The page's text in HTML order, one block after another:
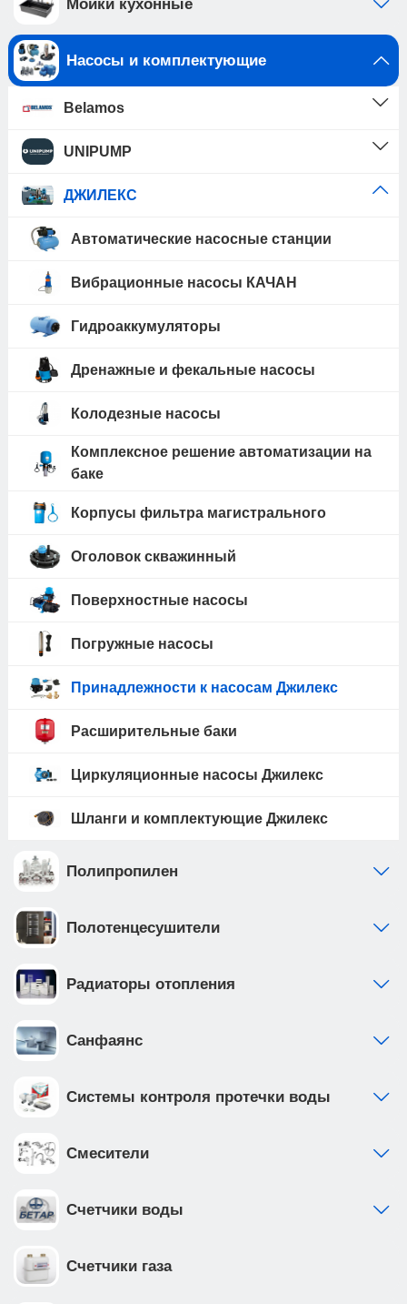
Мойки кухонные
Насосы и комплектующие
Belamos
UNIPUMP
ДЖИЛЕКС
Автоматические насосные станции
Вибрационные насосы КАЧАН
Гидроаккумуляторы
Дренажные и фекальные насосы
Колодезные насосы
Комплексное решение автоматизации на
баке
Корпусы фильтра магистрального
Оголовок скважинный
Поверхностные насосы
Погружные насосы
Принадлежности к насосам Джилекс
Расширительные баки
Циркуляционные насосы Джилекс
Шланги и комплектующие Джилекс
Полипропилен
Полотенцесушители
Радиаторы отопления
Санфаянс
Системы контроля протечки воды
Смесители
Счетчики воды
Счетчики газа